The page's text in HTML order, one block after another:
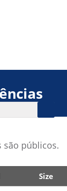
são públicos.
Size